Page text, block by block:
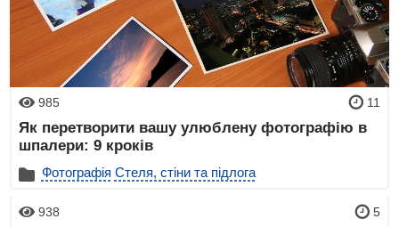
985 11
Як перетворити вашу улюблену фотографію в
шпалери: 9 кроків
Фотографія Стеля, стіни та підлога
938 5